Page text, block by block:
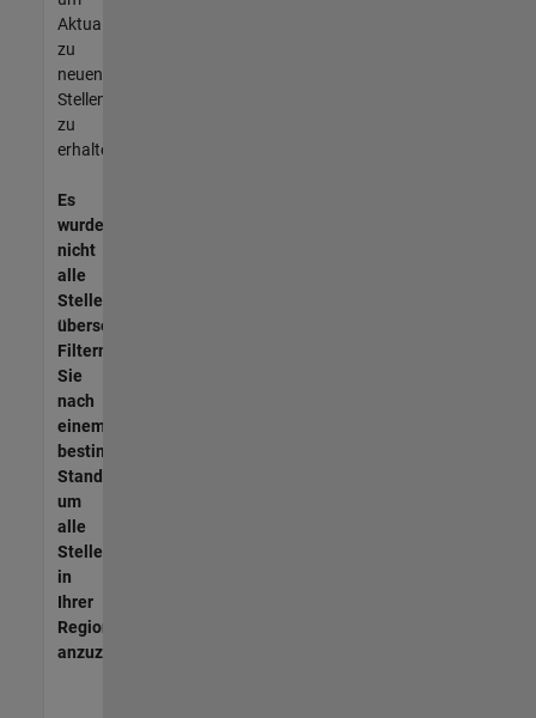
Aktualisierungen
zu
neuen
Stellenangeboten
zu
erhalten.
Es
wurden
nicht
alle
Stellen
übersetzt.
Filtern
Sie
nach
einem
bestimmten
Standort,
um
alle
Stellenangebote
in
Ihrer
Region
anzuzeigen.